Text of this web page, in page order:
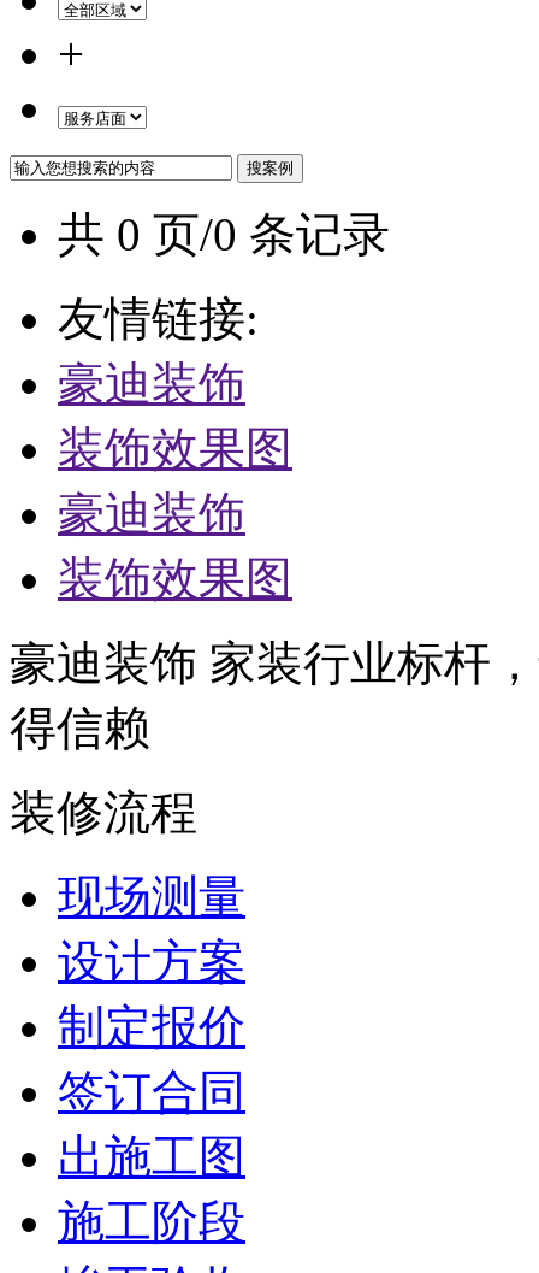
+
共 0 页/0 条记录
友情链接:
豪迪装饰
装饰效果图
豪迪装饰
装饰效果图
豪迪装饰 家装行业标杆
得信赖
装修流程
现场测量
设计方案
制定报价
签订合同
出施工图
施工阶段